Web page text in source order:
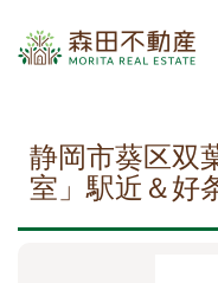
田
産
静岡市葵区双
室」駅近＆好